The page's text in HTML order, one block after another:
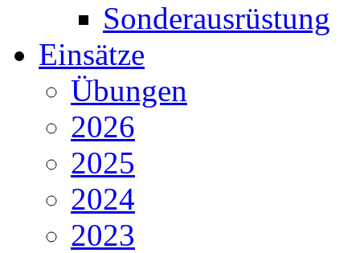
Sonderausrüstung
Einsätze
Übungen
2026
2025
2024
2023